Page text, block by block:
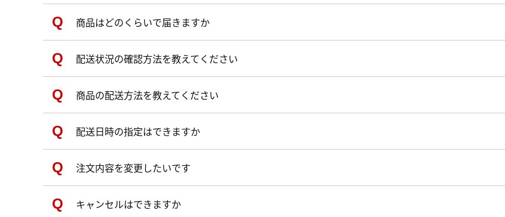
商品はどのくらいで届きますか
配送状況の確認方法を教えてください
商品の配送方法を教えてください
配送日時の指定はできますか
注文内容を変更したいです
キャンセルはできますか